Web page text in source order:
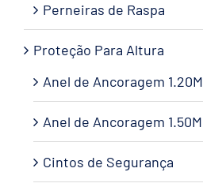
Perneiras de Raspa
Proteção Para Altura
Anel de Ancoragem 1.20M
Anel de Ancoragem 1.50M
Cintos de Segurança